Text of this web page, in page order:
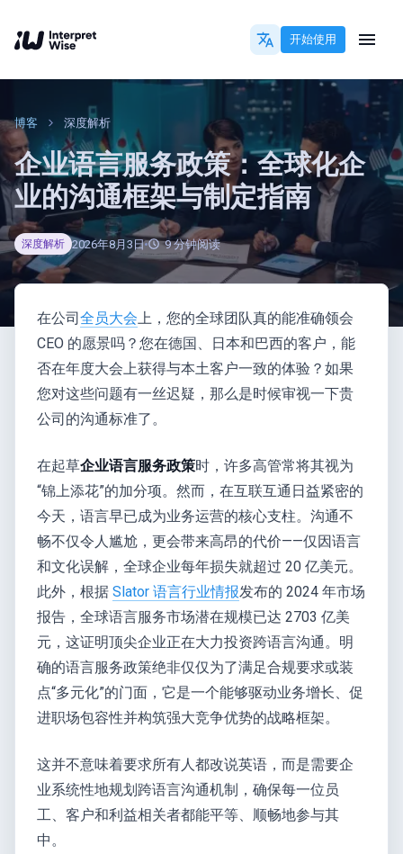
开始使用
博客 深度解析
企业语言服务政策：全球化企
业的沟通框架与制定指南
深度解析 2026年8月3日 9 分钟阅读
在公司全员大会上，您的全球团队真的能准确领会
CEO 的愿景吗？您在德国、日本和巴西的客户，能
否在年度大会上获得与本土客户一致的体验？如果
您对这些问题有一丝迟疑，那么是时候审视一下贵
公司的沟通标准了。
在起草企业语言服务政策时，许多高管常将其视为
“锦上添花”的加分项。然而，在互联互通日益紧密的
今天，语言早已成为业务运营的核心支柱。沟通不
畅不仅令人尴尬，更会带来高昂的代价——仅因语言
和文化误解，全球企业每年损失就超过 20 亿美元。
此外，根据 Slator 语言行业情报发布的 2024 年市场
报告，全球语言服务市场潜在规模已达 2703 亿美
元，这证明顶尖企业正在大力投资跨语言沟通。明
确的语言服务政策绝非仅仅为了满足合规要求或装
点“多元化”的门面，它是一个能够驱动业务增长、促
进职场包容性并构筑强大竞争优势的战略框架。
这并不意味着要求所有人都改说英语，而是需要企
业系统性地规划跨语言沟通机制，确保每一位员
工、客户和利益相关者都能平等、顺畅地参与其
中。